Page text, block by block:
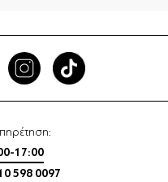
17:00
598 0097